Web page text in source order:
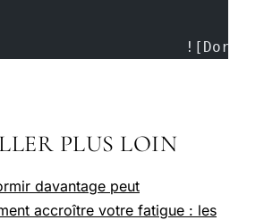
PLUS LOIN
davantage peut
accroître votre fatigue : les